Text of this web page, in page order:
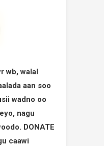
wb, walal
aan soo
wadno oo
nagu
DONATE
caawi